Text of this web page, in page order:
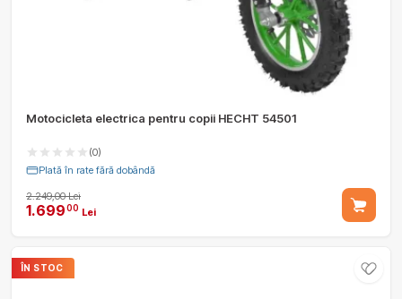
Motocicleta electrica pentru copii HECHT 54501
(0)
Plată în rate fără dobândă
2.249,00 Lei
1.69900 Lei
ÎN STOC